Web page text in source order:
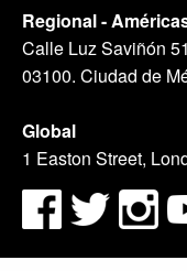
Regional -
Calle Luz Saviñón
03100. Ciudad de
Global
1 Easton Street,